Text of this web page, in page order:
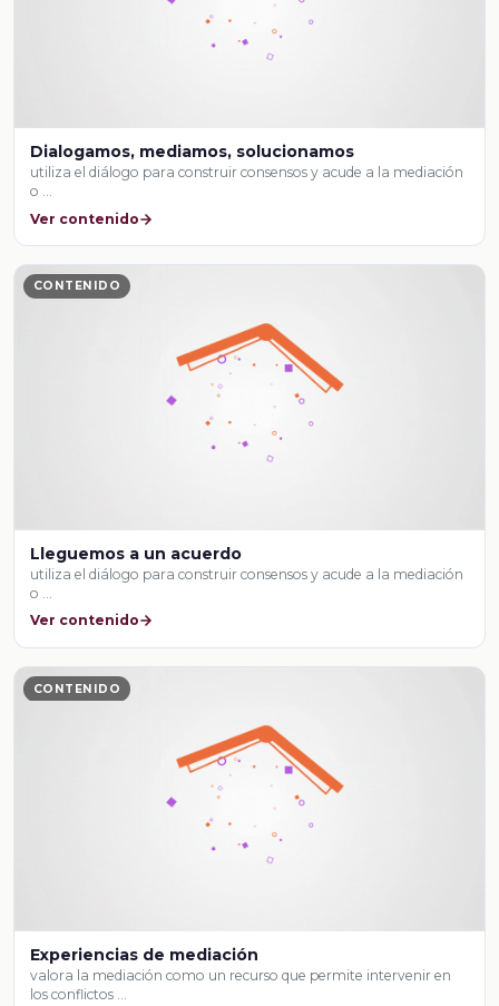
Dialogamos, mediamos, solucionamos
utiliza el diálogo para construir consensos y acude a la mediación
o …
Ver contenido
CONTENIDO
Lleguemos a un acuerdo
utiliza el diálogo para construir consensos y acude a la mediación
o …
Ver contenido
CONTENIDO
Experiencias de mediación
valora la mediación como un recurso que permite intervenir en
los conflictos …